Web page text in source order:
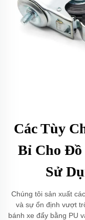
Các Tùy
Bỉ Cho Đồ
Sử
Chúng tôi sản xuất
và sự ổn định vượt
bánh xe đẩy bằng PU